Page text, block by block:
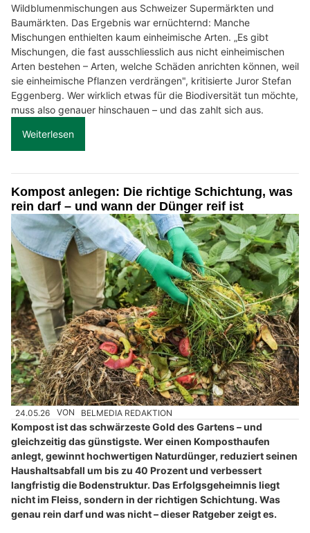
Wildblumenmischungen aus Schweizer Supermärkten und
Baumärkten. Das Ergebnis war ernüchternd: Manche
Mischungen enthielten kaum einheimische Arten. „Es gibt
Mischungen, die fast ausschliesslich aus nicht einheimischen
Arten bestehen – Arten, welche Schäden anrichten können, weil
sie einheimische Pflanzen verdrängen", kritisierte Juror Stefan
Eggenberg. Wer wirklich etwas für die Biodiversität tun möchte,
muss also genauer hinschauen – und das zahlt sich aus.
Weiterlesen
Kompost anlegen: Die richtige Schichtung, was
rein darf – und wann der Dünger reif ist
24.05.26 VON BELMEDIA REDAKTION
Kompost ist das schwärzeste Gold des Gartens – und
gleichzeitig das günstigste. Wer einen Komposthaufen
anlegt, gewinnt hochwertigen Naturdünger, reduziert seinen
Haushaltsabfall um bis zu 40 Prozent und verbessert
langfristig die Bodenstruktur. Das Erfolgsgeheimnis liegt
nicht im Fleiss, sondern in der richtigen Schichtung. Was
genau rein darf und was nicht – dieser Ratgeber zeigt es.